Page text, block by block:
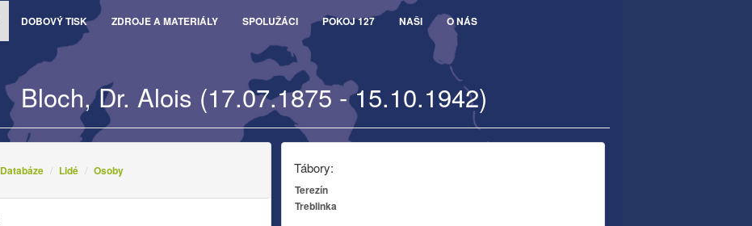
DOBOVÝ TISK ZDROJE A MATERIÁLY SPOLUŽÁCI POKOJ 127 NAŠI O NÁS
Bloch, Dr. Alois (17.07.1875 - 15.10.1942)
Tábory:
Terezín
Treblinka
Databáze Lidé Osoby